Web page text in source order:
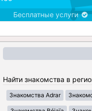
Бесплатные услуги
Найти знакомства в
Знакомства Adrar